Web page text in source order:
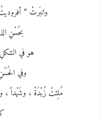
وانبَرتْ ”
بحُسْنِ
هو في
وفي
مُلِئتْ زُبْدَةً ، وشَهْداً ،